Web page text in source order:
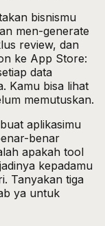
bisnismu
men-generate
review, dan
ke App Store:
data
Kamu bisa lihat
memutuskan.
aplikasimu
benar
apakah tool
kepadamu
Tanyakan tiga
ya untuk